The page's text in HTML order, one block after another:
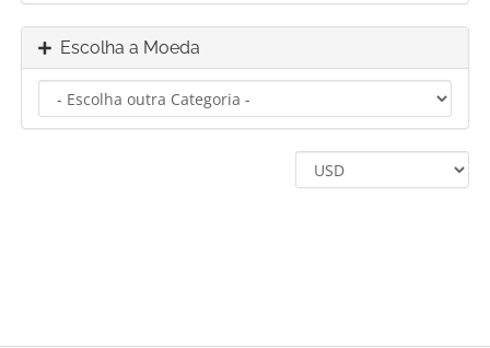
Escolha a Moeda